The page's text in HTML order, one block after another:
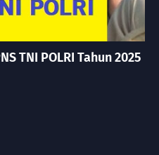
TNI POLRI Tahun 2025